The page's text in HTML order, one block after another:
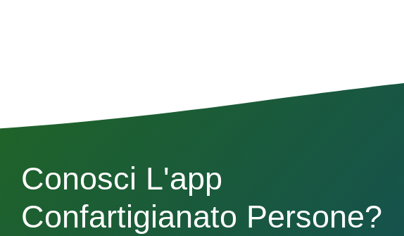
Conosci L'app
Confartigianato Persone?